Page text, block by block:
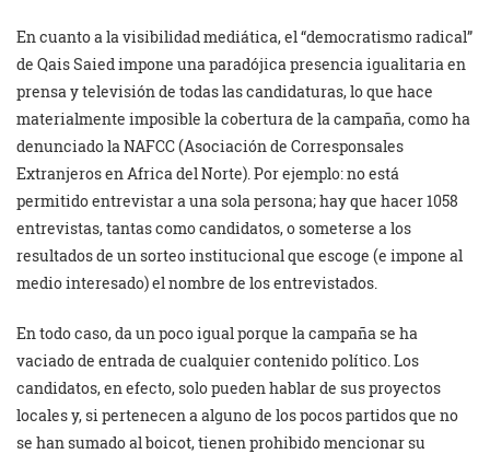
En cuanto a la visibilidad mediática, el “democratismo radical”
de Qais Saied impone una paradójica presencia igualitaria en
prensa y televisión de todas las candidaturas, lo que hace
materialmente imposible la cobertura de la campaña, como ha
denunciado la NAFCC (Asociación de Corresponsales
Extranjeros en Africa del Norte). Por ejemplo: no está
permitido entrevistar a una sola persona; hay que hacer 1058
entrevistas, tantas como candidatos, o someterse a los
resultados de un sorteo institucional que escoge (e impone al
medio interesado) el nombre de los entrevistados.
En todo caso, da un poco igual porque la campaña se ha
vaciado de entrada de cualquier contenido político. Los
candidatos, en efecto, solo pueden hablar de sus proyectos
locales y, si pertenecen a alguno de los pocos partidos que no
se han sumado al boicot, tienen prohibido mencionar su